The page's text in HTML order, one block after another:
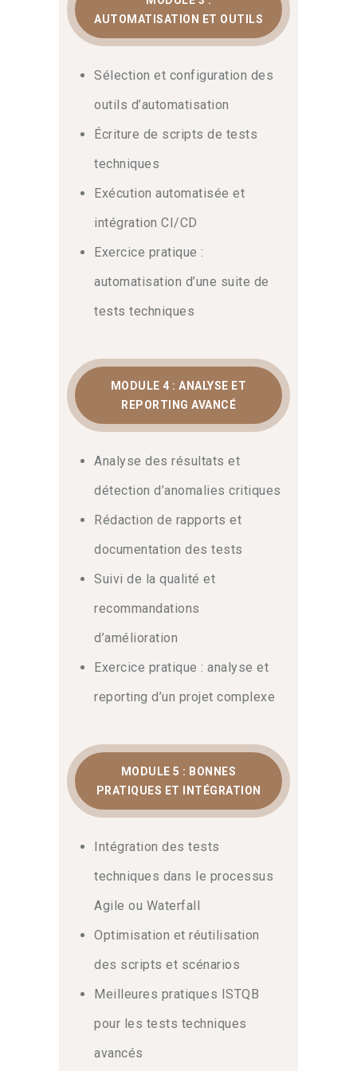
qualité logicielle supérieure dans vos
futurs projets.
AUTOMATISATION ET OUTILS
Sélection et configuration des
outils d’automatisation
Écriture de scripts de tests
techniques
Exécution automatisée et
intégration CI/CD
Exercice pratique :
automatisation d’une suite de
tests techniques
MODULE 4 : ANALYSE ET
REPORTING AVANCÉ
Analyse des résultats et
détection d’anomalies critiques
Rédaction de rapports et
documentation des tests
Suivi de la qualité et
recommandations
d’amélioration
Exercice pratique : analyse et
reporting d’un projet complexe
MODULE 5 : BONNES
PRATIQUES ET INTÉGRATION
Intégration des tests
techniques dans le processus
Agile ou Waterfall
Optimisation et réutilisation
des scripts et scénarios
Meilleures pratiques ISTQB
pour les tests techniques
avancés